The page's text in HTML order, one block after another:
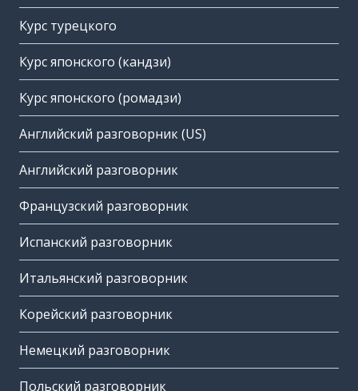
Курс турецкого
Курс японского (кандзи)
Курс японского (ромадзи)
Английский разговорник (US)
Английский разговорник
Французский разговорник
Испанский разговорник
Итальянский разговорник
Корейский разговорник
Немецкий разговорник
Польский разговорник